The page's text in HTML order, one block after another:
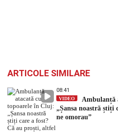
ARTICOLE SIMILARE
08:41
VIDEO
Ambulanță
„Șansa noastră știți
ne omorau”